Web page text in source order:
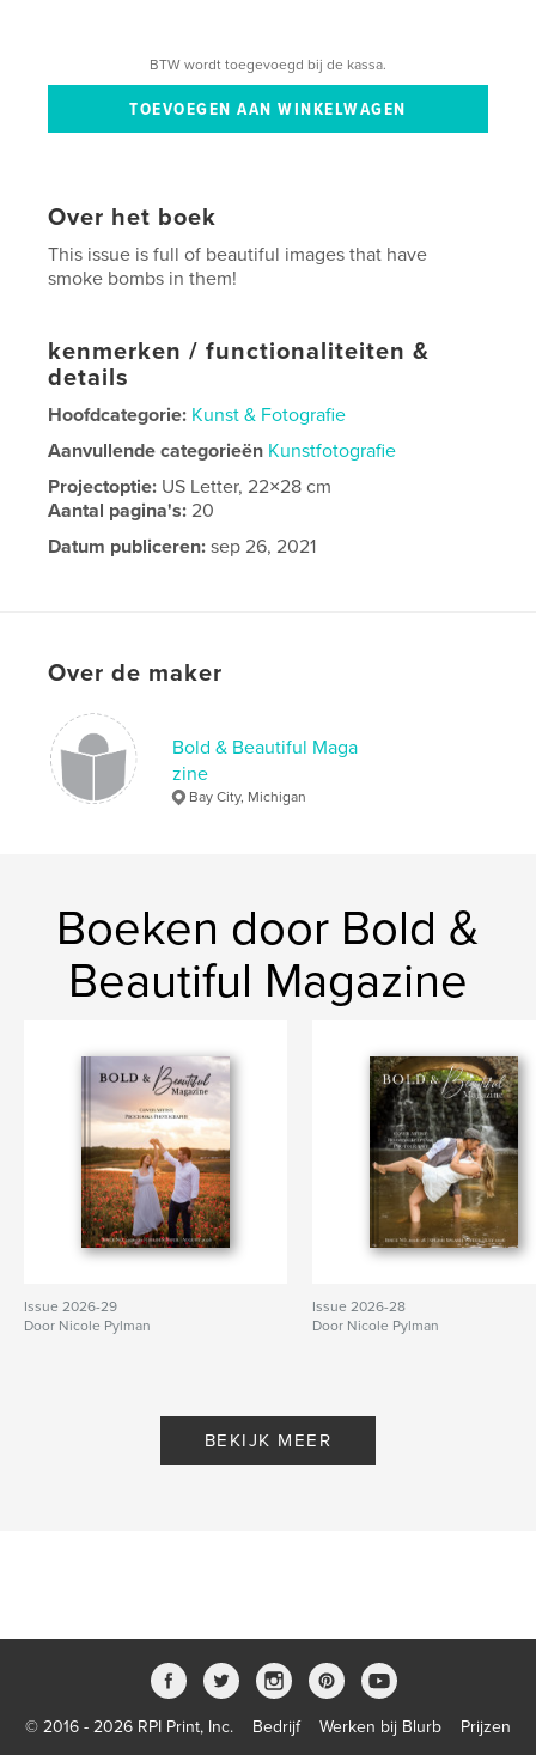
BTW wordt toegevoegd bij de kassa.
Over het boek
This issue is full of beautiful images that have
smoke bombs in them!
kenmerken / functionaliteiten &
details
Hoofdcategorie: Kunst & Fotografie
Aanvullende categorieën Kunstfotografie
Projectoptie: US Letter, 22×28 cm
Aantal pagina's:20
Datum publiceren: sep 26, 2021
Over de maker
Bold & Beautiful Maga
zine
Bay City, Michigan
Boeken door Bold &
Beautiful Magazine
Issue 2026-29
Door Nicole Pylman
Issue 2026-28
Door Nicole Pylman
BEKIJK MEER
© 2016 - 2026 RPI Print, Inc. Bedrijf Werken bij Blurb
Prijzen